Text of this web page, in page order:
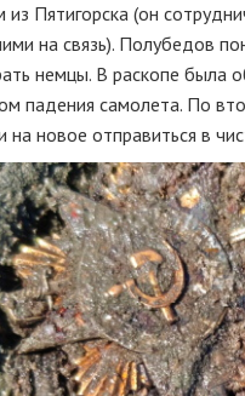
Пятигорска (он
на связь). Полубедов
немцы. В раскопе была
падения самолета. По
на новое отправиться в